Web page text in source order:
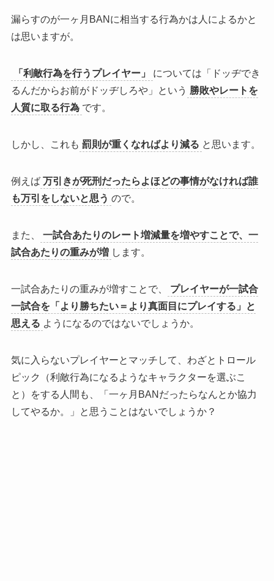
漏らすのが一ヶ月BANに相当する行為かは人によるかと
は思いますが。
「利敵行為を行うプレイヤー」
については「ドッヂでき
るんだからお前がドッヂしろや」という 勝敗やレートを
人質に取る行為 です。
しかし、これも 罰則が重くなればより減る と思います。
例えば 万引きが死刑だったらよほどの事情がなければ誰
も万引をしないと思う ので。
また、
一試合あたりのレート増減量を増やすことで、一
試合あたりの重みが増 します。
一試合あたりの重みが増すことで、
プレイヤーが一試合
一試合を「より勝ちたい＝より真面目にプレイする」と
思える ようになるのではないでしょうか。
気に入らないプレイヤーとマッチして、わざとトロール
ピック（利敵行為になるようなキャラクターを選ぶこ
と）をする人間も、「一ヶ月BANだったらなんとか協力
してやるか。」と思うことはないでしょうか？